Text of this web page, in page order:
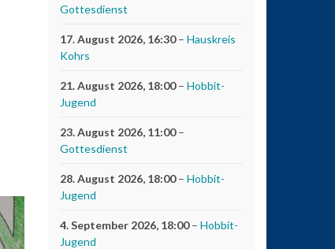
Gottesdienst
17. August 2026, 16:30– Hauskreis
Kohrs
21. August 2026, 18:00– Hobbit-
Jugend
23. August 2026, 11:00–
Gottesdienst
28. August 2026, 18:00– Hobbit-
Jugend
4. September 2026, 18:00– Hobbit-
Jugend